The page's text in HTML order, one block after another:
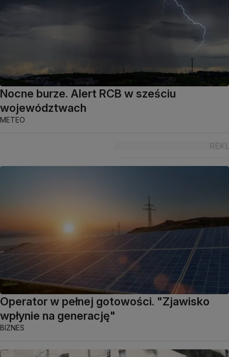
Nocne burze. Alert RCB w sześciu
województwach
METEO
Operator w pełnej gotowości. "Zjawisko
wpłynie na generację"
BIZNES